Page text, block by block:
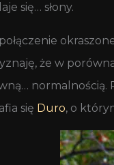
się… słony.
że w
normalnością.
się Duro, o